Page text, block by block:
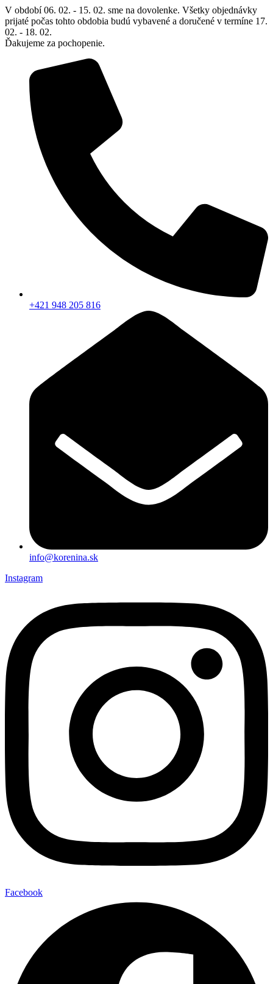
Preskočiť
na
obsah
V období 06. 02. - 15. 02. sme na dovolenke. Všetky objednávky
prijaté počas tohto obdobia budú vybavené a doručené v termíne 17.
02. - 18. 02.
Ďakujeme za pochopenie.
+421 948 205 816
info@korenina.sk
Instagram
Facebook